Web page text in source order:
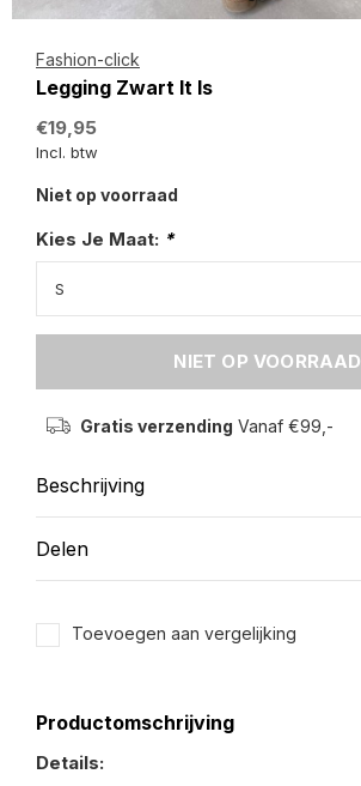
Fashion-click
Legging Zwart It Is
€19,95
Incl. btw
Niet op voorraad
Kies Je Maat: *
NIET OP VOORRAAD
Gratis verzending Vanaf €99,-
Beschrijving
Delen
Toevoegen aan vergelijking
Productomschrijving
Details: